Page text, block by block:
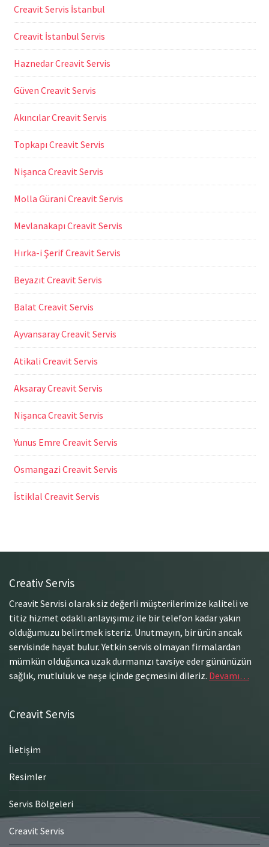
Creavit Servis İstanbul
Creavit İstanbul Servis
Haznedar Creavit Servis
Güven Creavit Servis
Akıncılar Creavit Servis
Topkapı Creavit Servis
Nişanca Creavit Servis
Molla Gürani Creavit Servis
Mevlanakapı Creavit Servis
Hırka-i Şerif Creavit Servis
Beyazıt Creavit Servis
Balat Creavit Servis
Ayvansaray Creavit Servis
Atikali Creavit Servis
Aksaray Creavit Servis
Nişanca Creavit Servis
Yunus Emre Creavit Servis
Osmangazi Creavit Servis
İstiklal Creavit Servis
Creativ Servis
Creavit Servisi olarak siz değerli müşterilerimize kaliteli ve
titiz hizmet odaklı anlayışımız ile bir telefon kadar yakın
olduğumuzu belirtmek isteriz. Unutmayın, bir ürün ancak
servisinde hayat bulur. Yetkin servis olmayan firmalardan
mümkün olduğunca uzak durmanızı tavsiye eder gününüzün
sağlık, mutluluk ve neşe içinde geçmesini dileriz. Devamı…
Creavit Servis
İletişim
Resimler
Servis Bölgeleri
Creavit Servis